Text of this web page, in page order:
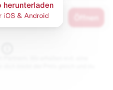
herunterladen
iOS & Android